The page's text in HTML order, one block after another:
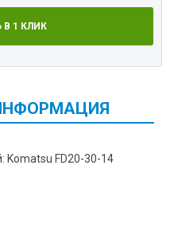
В 1 КЛИК
Komatsu FD20-30-14